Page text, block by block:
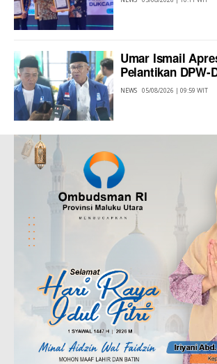
Umar Ismail
Pelantikan DPW-
NEWS 05/08/2026 | 09:59 WIT